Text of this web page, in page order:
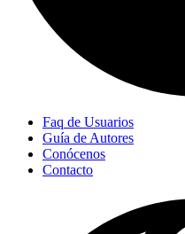
Faq de Usuarios
Guía de Autores
Conócenos
Contacto